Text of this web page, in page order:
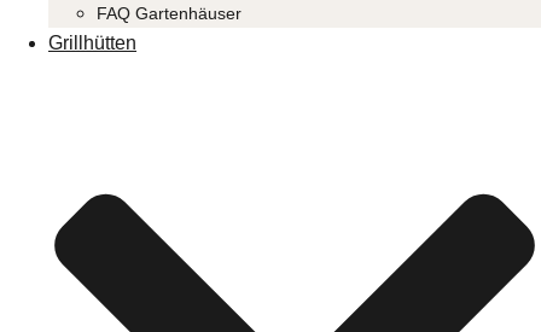
FAQ Gartenhäuser
Grillhütten